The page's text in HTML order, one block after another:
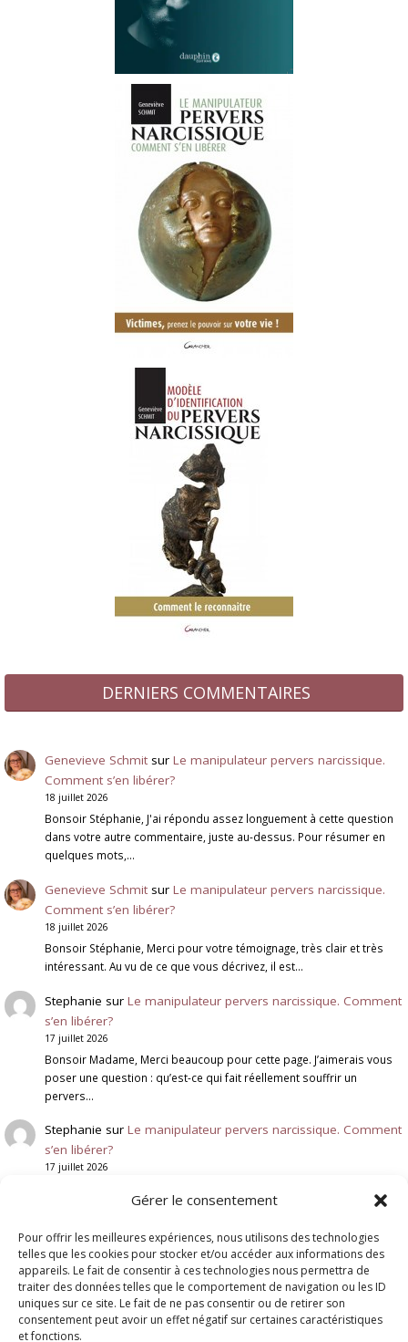
Gérer le consentement
Pour offrir les meilleures expériences, nous utilisons des technologies
telles que les cookies pour stocker et/ou accéder aux informations des
appareils. Le fait de consentir à ces technologies nous permettra de
traiter des données telles que le comportement de navigation ou les ID
uniques sur ce site. Le fait de ne pas consentir ou de retirer son
consentement peut avoir un effet négatif sur certaines caractéristiques
et fonctions.
DERNIERS COMMENTAIRES
Genevieve Schmitsur Le manipulateur pervers narcissique.
Comment s’en libérer?
18 juillet 2026
Bonsoir Stéphanie, J'ai répondu assez longuement à cette question
dans votre autre commentaire, juste au-dessus. Pour résumer en
quelques mots,…
Genevieve Schmitsur Le manipulateur pervers narcissique.
Comment s’en libérer?
18 juillet 2026
Bonsoir Stéphanie, Merci pour votre témoignage, très clair et très
intéressant. Au vu de ce que vous décrivez, il est…
Stephanie sur Le manipulateur pervers narcissique. Comment
s’en libérer?
17 juillet 2026
Bonsoir Madame, Merci beaucoup pour cette page. J’aimerais vous
poser une question : qu’est-ce qui fait réellement souffrir un
pervers…
Stephanie sur Le manipulateur pervers narcissique. Comment
s’en libérer?
17 juillet 2026
vraiment quelque chose qui le touche ? qu'est…
Genevieve Schmit surDeuil Blanc : Rupture et Résilience
6 juillet 2026
Bonjour, Votre message fait écho à une situation que je rencontre
malheureusement assez souvent. Lorsqu'un enfant adulte rompt
brutalement le…